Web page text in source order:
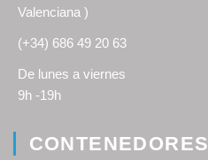
Valenciana )
(+34) 686 49 20 63
De lunes a viernes
9h -19h
CONTENEDORES